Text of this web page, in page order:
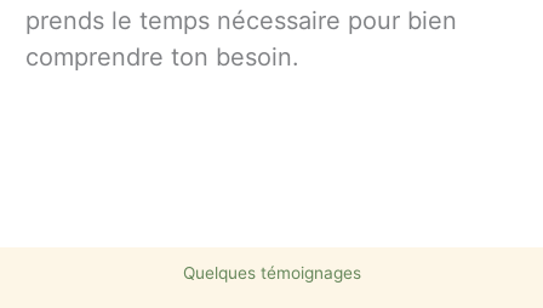
prends le temps nécessaire pour bien
comprendre ton besoin.
Quelques témoignages